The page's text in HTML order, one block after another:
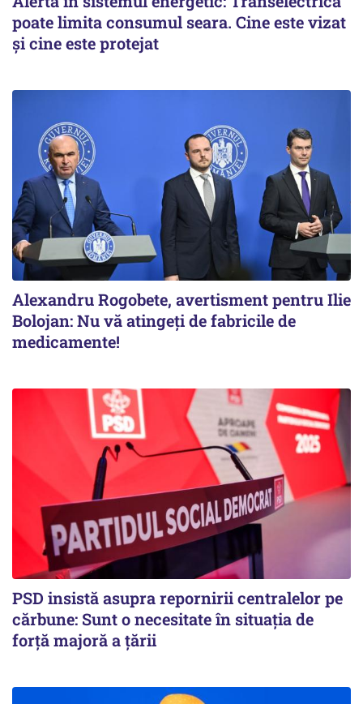
poate limita consumul seara. Cine este vizat
și cine este protejat
Alexandru Rogobete, avertisment pentru Ilie
Bolojan: Nu vă atingeți de fabricile de
medicamente!
PSD insistă asupra repornirii centralelor pe
cărbune: Sunt o necesitate în situația de
forță majoră a țării